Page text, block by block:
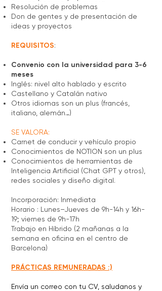
Resolución de problemas
Don de gentes y de presentación de
ideas y proyectos
REQUISITOS: ​
Convenio con la universidad para 3-6
meses
Inglés: nivel alto hablado y escrito
Castellano y Catalán nativo
Otros idiomas son un plus (francés,
italiano, alemán…)
SE VALORA:
Carnet de conducir y vehículo propio
Conocimientos de NOTION son un plus
Conocimientos de herramientas de
Inteligencia Artificial (Chat GPT y otros),
redes sociales y diseño digital.
Incorporación: Inmediata
Horario : Lunes–Jueves de 9h-14h y 16h-
19; viernes de 9h-17h
Trabajo en Híbrido (2 mañanas a la
semana en oficina en el centro de
Barcelona)
PRÁCTICAS REMUNERADAS :)
Envía un correo con tu CV, saludanos y